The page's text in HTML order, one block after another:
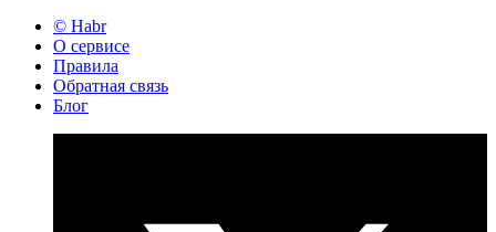
© Habr
О сервисе
Правила
Обратная связь
Блог